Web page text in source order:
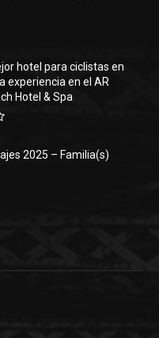
hotel para ciclistas en
experiencia en el AR
Hotel & Spa
2025 – Familia(s)